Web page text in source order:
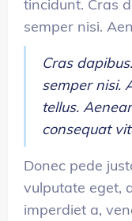
tincidunt. Cras
semper nisi.
Cras
semper nisi.
tellus.
consequat
Donec pede
vulputate eget,
imperdiet a,